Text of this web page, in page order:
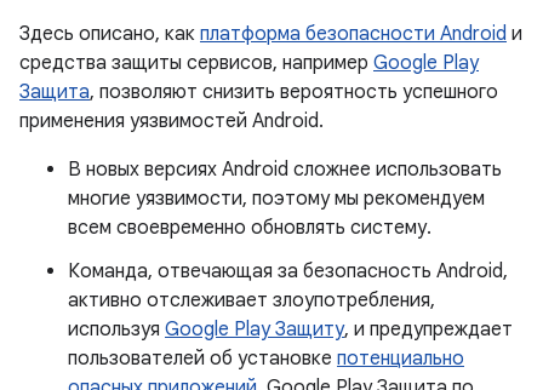
Здесь описано, как платформа безопасности Android и
средства защиты сервисов, например Google Play
Защита, позволяют снизить вероятность успешного
применения уязвимостей Android.
В новых версиях Android сложнее использовать
многие уязвимости, поэтому мы рекомендуем
всем своевременно обновлять систему.
Команда, отвечающая за безопасность Android,
активно отслеживает злоупотребления,
используя Google Play Защиту, и предупреждает
пользователей об установке потенциально